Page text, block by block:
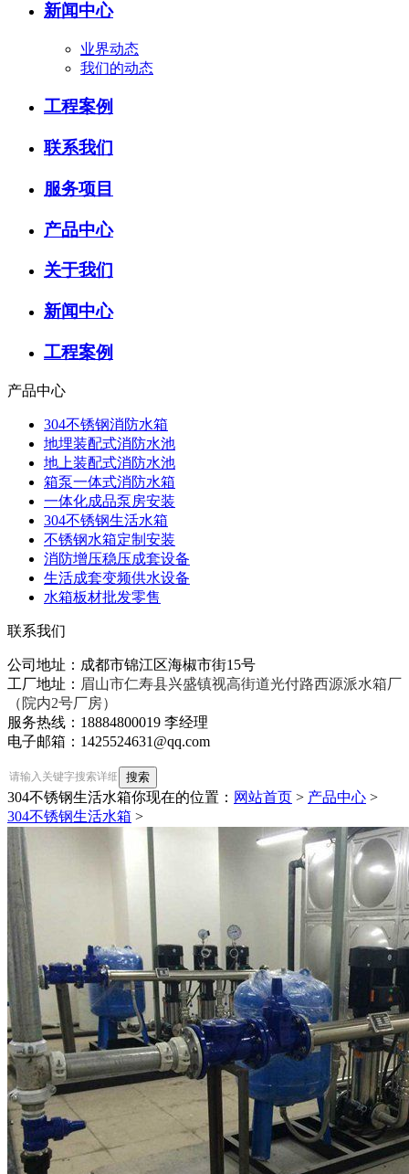
新闻中心
业界动态
我们的动态
工程案例
联系我们
服务项目
产品中心
关于我们
新闻中心
工程案例
产品中心
304不锈钢消防水箱
地埋装配式消防水池
地上装配式消防水池
箱泵一体式消防水箱
一体化成品泵房安装
304不锈钢生活水箱
不锈钢水箱定制安装
消防增压稳压成套设备
生活成套变频供水设备
水箱板材批发零售
联系我们
公司地址：成都市锦江区海椒市街15号
工厂地址： 眉山市仁寿县兴盛镇视高街道光付路西源派水箱厂
（院内2号厂房）
服务热线：18884800019 李经理
电子邮箱：1425524631@qq.com
304不锈钢生活水箱你现在的位置： 网站首页 > 产品中心 >
304不锈钢生活水箱 >